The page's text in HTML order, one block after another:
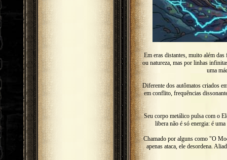
Em eras distantes, muito além
ou natureza, mas por linhas
uma
Diferente dos autômatos criados
em conflito, frequências
Seu corpo metálico pulsa com o
libera não é só energia: é
Chamado por alguns como "O
apenas ataca, ele desordena.